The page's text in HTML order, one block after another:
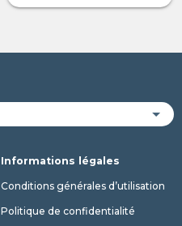
Informations légales
Conditions générales d’utilisation
Politique de confidentialité